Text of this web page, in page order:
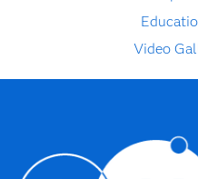
Video